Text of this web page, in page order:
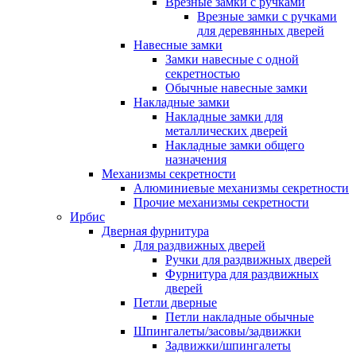
Врезные замки с ручками
для деревянных дверей
Навесные замки
Замки навесные с одной
секретностью
Обычные навесные замки
Накладные замки
Накладные замки для
металлических дверей
Накладные замки общего
назначения
Механизмы секретности
Алюминиевые механизмы секретности
Прочие механизмы секретности
Ирбис
Дверная фурнитура
Для раздвижных дверей
Ручки для раздвижных дверей
Фурнитура для раздвижных
дверей
Петли дверные
Петли накладные обычные
Шпингалеты/засовы/задвижки
Задвижки/шпингалеты